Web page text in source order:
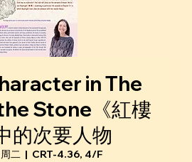
in The
Stone《紅樓
的次要人物
二
  |
CRT-4.36, 4/F